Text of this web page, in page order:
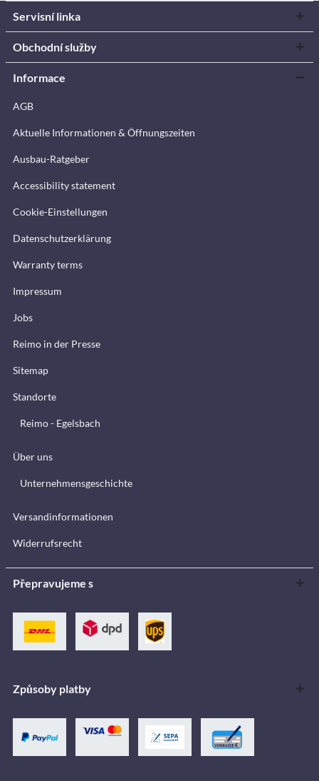
Servisní linka
Obchodní služby
Informace
AGB
Aktuelle Informationen & Öffnungszeiten
Ausbau-Ratgeber
Accessibility statement
Cookie-Einstellungen
Datenschutzerklärung
Warranty terms
Impressum
Jobs
Reimo in der Presse
Sitemap
Standorte
Reimo - Egelsbach
Über uns
Unternehmensgeschichte
Versandinformationen
Widerrufsrecht
Přepravujeme s
Způsoby platby